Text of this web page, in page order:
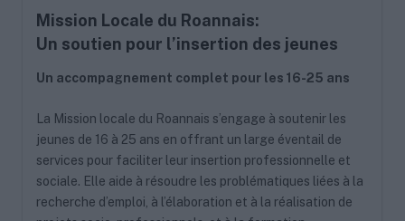
Mission Locale du Roannais:
Un soutien pour l’insertion des jeunes
Un accompagnement complet pour les 16-25 ans
La Mission locale du Roannais s’engage à soutenir les
jeunes de 16 à 25 ans en offrant un large éventail de
services pour faciliter leur insertion professionnelle et
sociale. Elle aide à résoudre les problématiques liées à la
recherche d’emploi, à l’élaboration et à la réalisation de